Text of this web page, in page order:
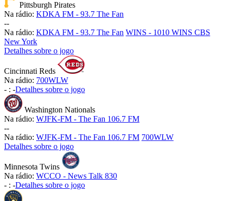
Pittsburgh Pirates
Na rádio: KDKA FM - 93.7 The Fan
--
Na rádio: KDKA FM - 93.7 The Fan WINS - 1010 WINS CBS
New York
Detalhes sobre o jogo
Cincinnati Reds
Na rádio: 700WLW
- : -Detalhes sobre o jogo
Washington Nationals
Na rádio: WJFK-FM - The Fan 106.7 FM
--
Na rádio: WJFK-FM - The Fan 106.7 FM 700WLW
Detalhes sobre o jogo
Minnesota Twins
Na rádio: WCCO - News Talk 830
- : -Detalhes sobre o jogo